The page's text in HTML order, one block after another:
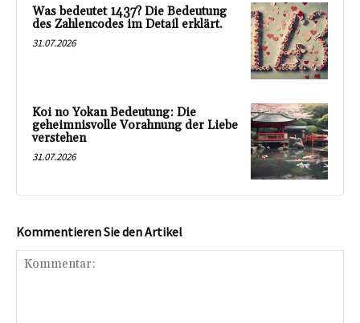
Was bedeutet 1437? Die Bedeutung
des Zahlencodes im Detail erklärt.
31.07.2026
Koi no Yokan Bedeutung: Die
geheimnisvolle Vorahnung der Liebe
verstehen
31.07.2026
Kommentieren Sie den Artikel